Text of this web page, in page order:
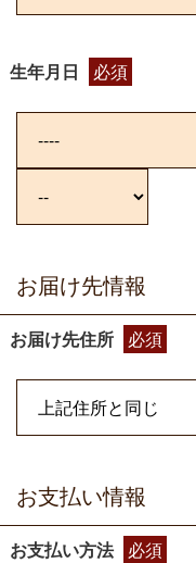
生年月日 必須
お届け先情報
お届け先住所 必須
お支払い情報
お支払い方法 必須